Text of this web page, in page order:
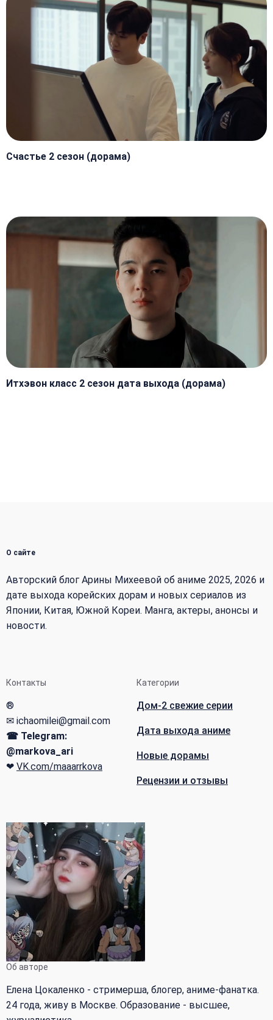
Счастье 2 сезон (дорама)
Итхэвон класс 2 сезон дата выхода (дорама)
О сайте
Авторский блог Арины Михеевой об аниме 2025, 2026 и
дате выхода корейских дорам и новых сериалов из
Японии, Китая, Южной Кореи. Манга, актеры, анонсы и
новости.
Контакты
®
✉ ichaomilei@gmail.com
☎ Telegram:
@markova_ari
❤ VK.com/maaarrkova
Категории
Дом-2 свежие серии
Дата выхода аниме
Новые дорамы
Рецензии и отзывы
Об авторе
Елена Цокаленко - стримерша, блогер, аниме-фанатка.
24 года, живу в Москве. Образование - высшее,